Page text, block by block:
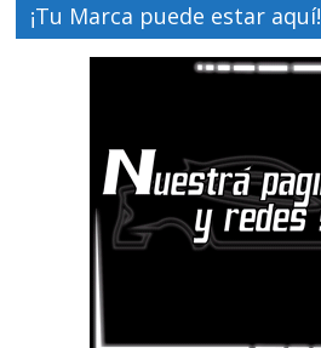
¡Tu Marca puede estar aquí!